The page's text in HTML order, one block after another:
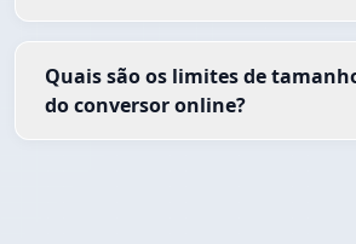
Quais são os limites de
do conversor online?